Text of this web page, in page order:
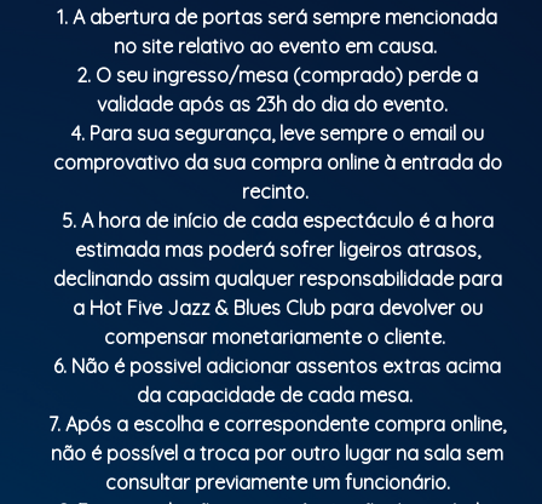
1. A abertura de portas será sempre mencionada
no site relativo ao evento em causa.
2. O seu ingresso/mesa (comprado) perde a
validade após as 23h do dia do evento.
4. Para sua segurança, leve sempre o email ou
comprovativo da sua compra online à entrada do
recinto.
5. A hora de início de cada espectáculo é a hora
estimada mas poderá sofrer ligeiros atrasos,
declinando assim qualquer responsabilidade para
a Hot Five Jazz & Blues Club para devolver ou
compensar monetariamente o cliente.
6. Não é possivel adicionar assentos extras acima
da capacidade de cada mesa.
7. Após a escolha e correspondente compra online,
não é possível a troca por outro lugar na sala sem
consultar previamente um funcionário.